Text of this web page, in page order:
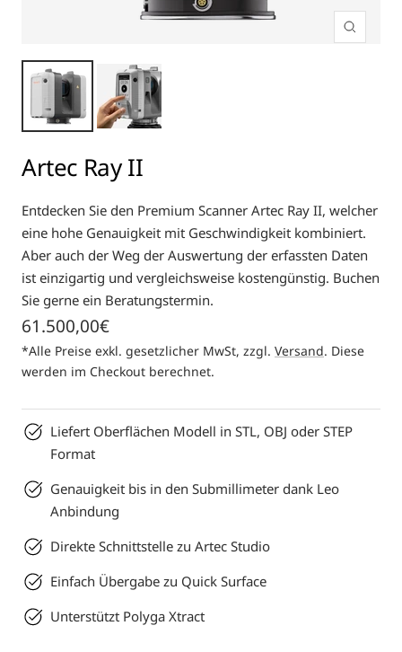
Zoom
Artec Ray II
Entdecken Sie den Premium Scanner Artec Ray II, welcher
eine hohe Genauigkeit mit Geschwindigkeit kombiniert.
Aber auch der Weg der Auswertung der erfassten Daten
ist einzigartig und vergleichsweise kostengünstig. Buchen
Sie gerne ein Beratungstermin.
Angebotspreis
61.500,00€
*Alle Preise exkl. gesetzlicher MwSt, zzgl. Versand. Diese
werden im Checkout berechnet.
Liefert Oberflächen Modell in STL, OBJ oder STEP
Format
Genauigkeit bis in den Submillimeter dank Leo
Anbindung
Direkte Schnittstelle zu Artec Studio
Einfach Übergabe zu Quick Surface
Unterstützt Polyga Xtract